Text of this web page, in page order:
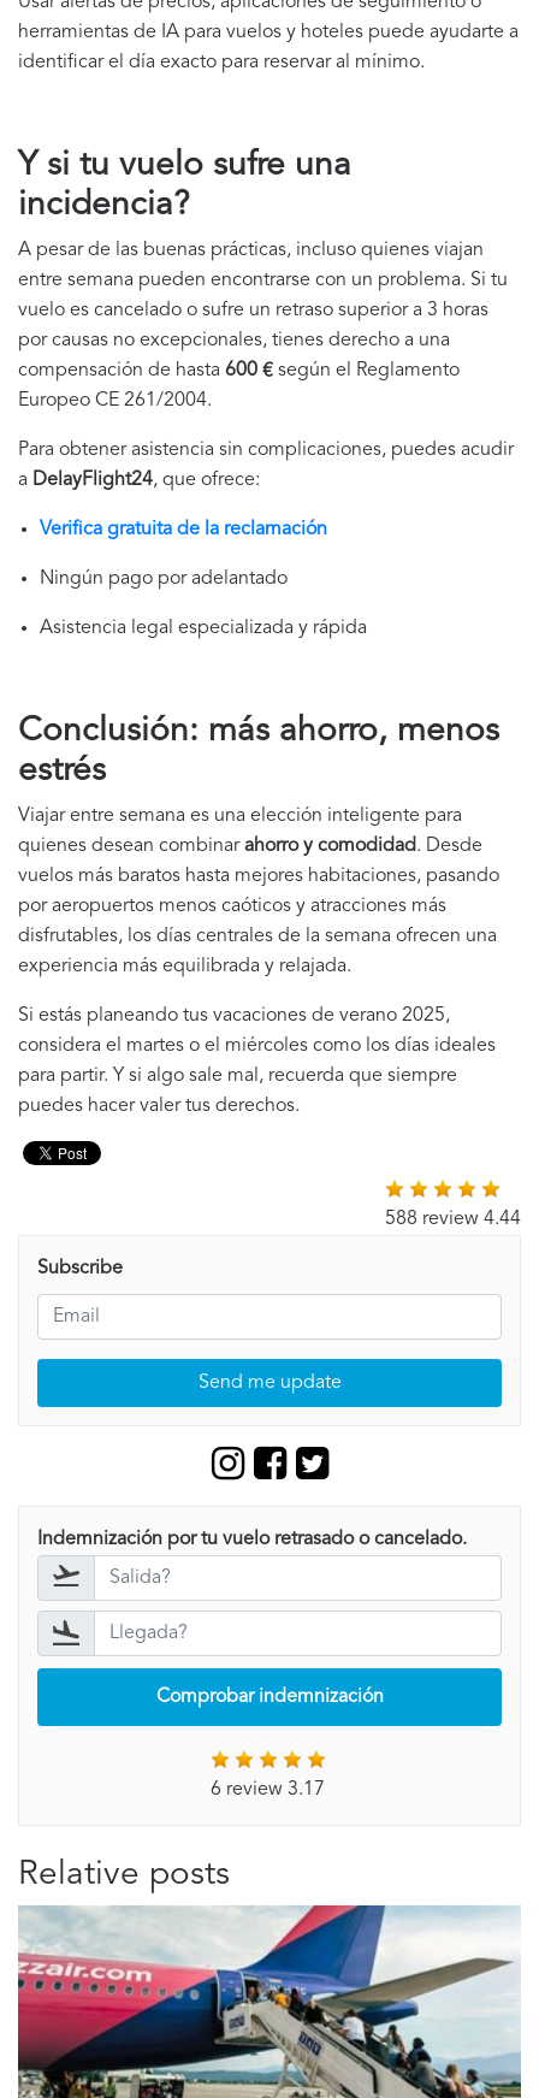
herramientas de IA para vuelos y hoteles puede ayudarte a
identificar el día exacto para reservar al mínimo.
Y si tu vuelo sufre una
incidencia?
A pesar de las buenas prácticas, incluso quienes viajan
entre semana pueden encontrarse con un problema. Si tu
vuelo es cancelado o sufre un retraso superior a 3 horas
por causas no excepcionales, tienes derecho a una
compensación de hasta 600 € según el Reglamento
Europeo CE 261/2004.
Para obtener asistencia sin complicaciones, puedes acudir
a DelayFlight24, que ofrece:
Verifica gratuita de la reclamación
Ningún pago por adelantado
Asistencia legal especializada y rápida
Conclusión: más ahorro, menos
estrés
Viajar entre semana es una elección inteligente para
quienes desean combinarahorro y comodidad. Desde
vuelos más baratos hasta mejores habitaciones, pasando
por aeropuertos menos caóticos y atracciones más
disfrutables, los días centrales de la semana ofrecen una
experiencia más equilibrada y relajada.
Si estás planeando tus vacaciones de verano 2025,
considera el martes o el miércoles como los días ideales
para partir. Y si algo sale mal, recuerda que siempre
puedes hacer valer tus derechos.
588 review 4.44
Subscribe
Send me update
Indemnización por tu vuelo retrasado o cancelado.
Comprobar indemnización
6 review 3.17
Relative posts